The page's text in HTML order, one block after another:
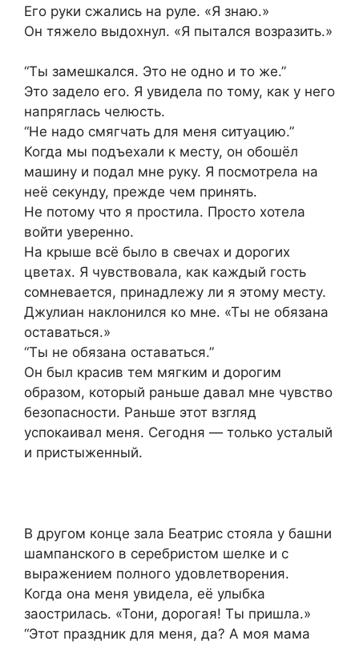
Его руки сжались на руле. «Я знаю.»
Он тяжело выдохнул. «Я пытался возразить.»
“Ты замешкался. Это не одно и то же.”
Это задело его. Я увидела по тому, как у него
напряглась челюсть.
“Не надо смягчать для меня ситуацию.”
Когда мы подъехали к месту, он обошёл
машину и подал мне руку. Я посмотрела на
неё секунду, прежде чем принять.
Не потому что я простила. Просто хотела
войти уверенно.
На крыше всё было в свечах и дорогих
цветах. Я чувствовала, как каждый гость
сомневается, принадлежу ли я этому месту.
Джулиан наклонился ко мне. «Ты не обязана
оставаться.»
“Ты не обязана оставаться.”
Он был красив тем мягким и дорогим
образом, который раньше давал мне чувство
безопасности. Раньше этот взгляд
успокаивал меня. Сегодня — только усталый
и пристыженный.
В другом конце зала Беатрис стояла у башни
шампанского в серебристом шелке и с
выражением полного удовлетворения.
Когда она меня увидела, её улыбка
заострилась. «Тони, дорогая! Ты пришла.»
“Этот праздник для меня, да? А моя мама